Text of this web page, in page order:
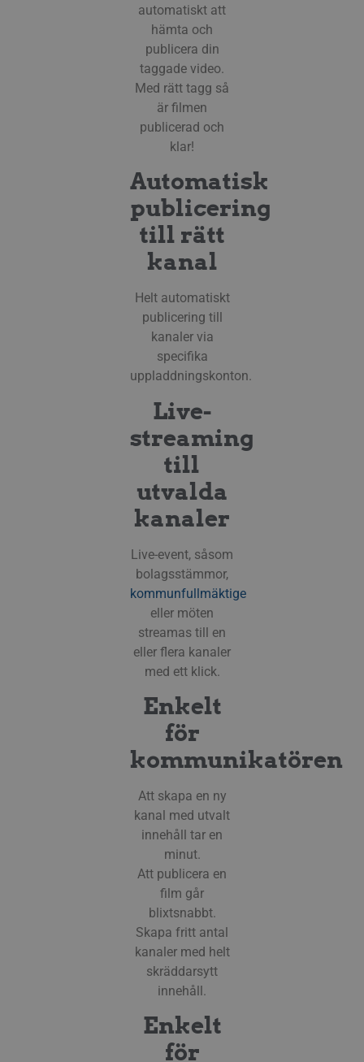
automatiskt att
hämta och
publicera din
taggade video.
Med rätt tagg så
är filmen
publicerad och
klar!
Automatisk
publicering
till rätt
kanal
Helt automatiskt
publicering till
kanaler via
specifika
uppladdningskonton.
Live-
streaming
till
utvalda
kanaler
Live-event, såsom
bolagsstämmor,
kommunfullmäktige
eller möten
streamas till en
eller flera kanaler
med ett klick.
Enkelt
för
kommunikatören
Att skapa en ny
kanal med utvalt
innehåll tar en
minut.
Att publicera en
film går
blixtsnabbt.
Skapa fritt antal
kanaler med helt
skräddarsytt
innehåll.
Enkelt
för